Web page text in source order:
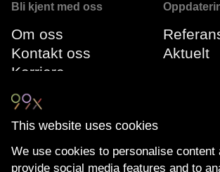
This website uses cookies
We use cookies to personalise content
provide social media features and to
Bli kjent med oss
Om oss
Kontakt oss
Karriere
Vår ledergruppe
Aktuelt
LinkedIn